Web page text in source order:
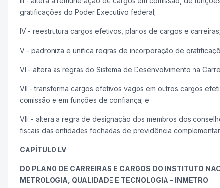
gratificações do Poder Executivo federal;
IV - reestrutura cargos efetivos, planos de cargos e carreiras;
V - padroniza e unifica regras de incorporação de
VI - altera as regras do Sistema de Desenvolvimento na
VII - transforma cargos efetivos vagos em outros cargos
comissão e em funções de confiança; e
VIII - altera a regra de designação dos membros dos
fiscais das entidades fechadas de previdência
CAPÍTULO LV
DO PLANO DE CARREIRAS E CARGOS DO INSTITUTO
METROLOGIA, QUALIDADE E TECNOLOGIA - INMETRO